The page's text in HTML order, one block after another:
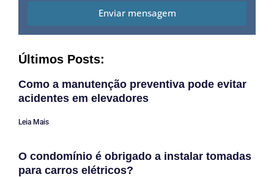
Enviar mensagem
Últimos Posts:
Como a manutenção preventiva pode evitar
acidentes em elevadores
Leia Mais
O condomínio é obrigado a instalar tomadas
para carros elétricos?